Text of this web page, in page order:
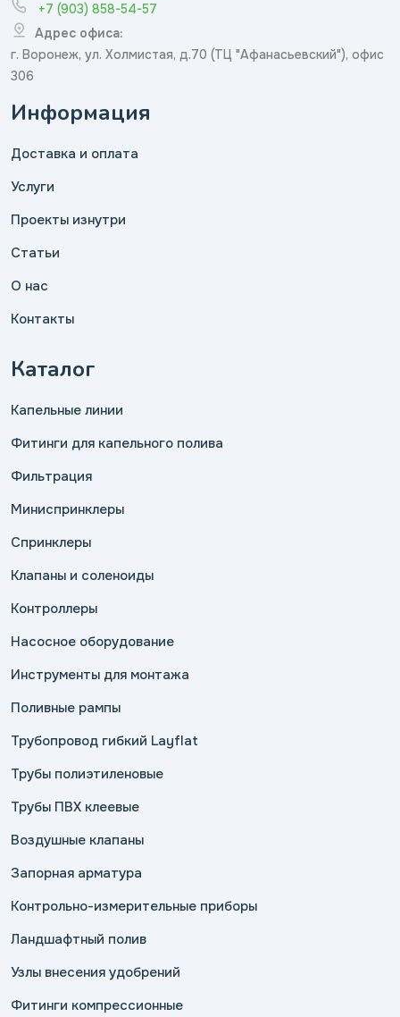
+7 (903) 858-54-57
Адрес офиса:
г. Воронеж, ул. Холмистая, д.70 (ТЦ "Афанасьевский"), офис
306
Информация
Доставка и оплата
Услуги
Проекты изнутри
Статьи
О нас
Контакты
Каталог
Капельные линии
Фитинги для капельного полива
Фильтрация
Миниспринклеры
Спринклеры
Клапаны и соленоиды
Контроллеры
Насосное оборудование
Инструменты для монтажа
Поливные рампы
Трубопровод гибкий Layflat
Трубы полиэтиленовые
Трубы ПВХ клеевые
Воздушные клапаны
Запорная арматура
Контрольно-измерительные приборы
Ландшафтный полив
Узлы внесения удобрений
Фитинги компрессионные